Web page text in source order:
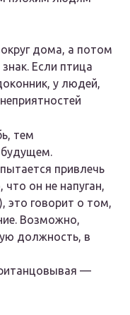
дома, а потом
Если птица
у людей,
тем
будущем.
привлечь
что он не напуган,
это говорит о том,
Возможно,
должность, в
—